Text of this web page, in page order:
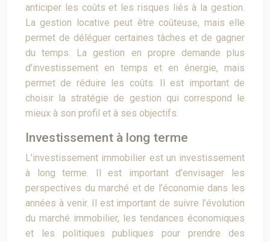
anticiper les coûts et les risques liés à la gestion.
La gestion locative peut être coûteuse, mais elle
permet de déléguer certaines tâches et de gagner
du temps. La gestion en propre demande plus
d’investissement en temps et en énergie, mais
permet de réduire les coûts. Il est important de
choisir la stratégie de gestion qui correspond le
mieux à son profil et à ses objectifs.
Investissement à long terme
L’investissement immobilier est un investissement
à long terme. Il est important d’envisager les
perspectives du marché et de l’économie dans les
années à venir. Il est important de suivre l’évolution
du marché immobilier, les tendances économiques
et les politiques publiques pour prendre des